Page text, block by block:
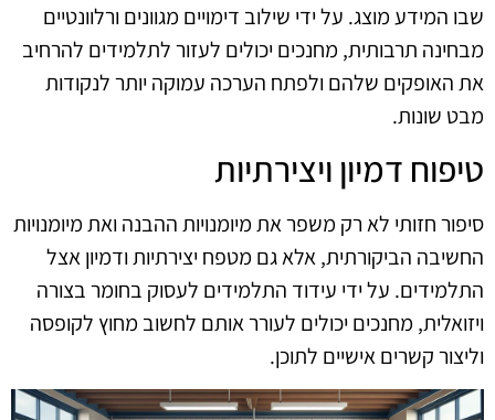
שבו המידע מוצג. על ידי שילוב דימויים מגוונים ורלוונטיים
מבחינה תרבותית, מחנכים יכולים לעזור לתלמידים להרחיב
את האופקים שלהם ולפתח הערכה עמוקה יותר לנקודות
מבט שונות.
טיפוח דמיון ויצירתיות
סיפור חזותי לא רק משפר את מיומנויות ההבנה ואת מיומנויות
החשיבה הביקורתית, אלא גם מטפח יצירתיות ודמיון אצל
התלמידים. על ידי עידוד התלמידים לעסוק בחומר בצורה
ויזואלית, מחנכים יכולים לעורר אותם לחשוב מחוץ לקופסה
וליצור קשרים אישיים לתוכן.